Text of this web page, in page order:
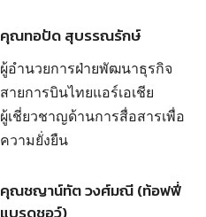
คุณทอปัด สุบรรณรักษ์
ผู้อำนวยการฝ่ายพัฒนาธุรกิจ
สายการบินไทยแอร์เอเชีย
ผู้เชี่ยวชาญด้านการสื่อสารเพื่อ
ความยั่งยืน
คุณชญาน์ทัต วงศ์มณี (ท้อฟฟี่
แบรดชอว์)